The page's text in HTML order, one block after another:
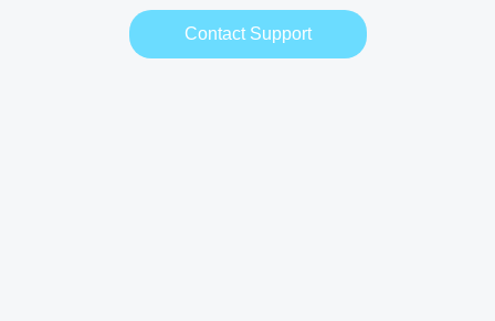
Contact Support